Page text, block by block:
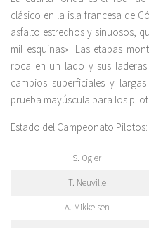
clásico en la isla francesa de
asfalto estrechos y sinuosos,
mil esquinas». Las etapas
roca en un lado y sus
cambios superficiales y
prueba mayúscula para los
Estado del Campeonato Pilotos:
S. Ogier
T. Neuville
A. Mikkelsen